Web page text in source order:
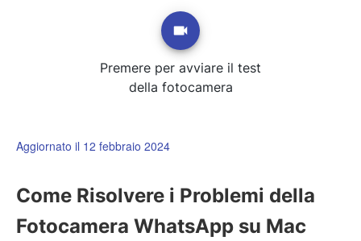
Premere per avviare il test
della fotocamera
Aggiornato il 12 febbraio 2024
Come Risolvere i Problemi della
Fotocamera WhatsApp su Mac